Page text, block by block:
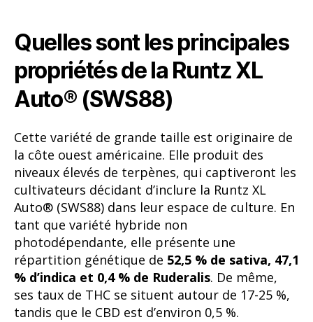
Quelles sont les principales
propriétés de la Runtz XL
Auto® (SWS88)
Cette variété de grande taille est originaire de
la côte ouest américaine. Elle produit des
niveaux élevés de terpènes, qui captiveront les
cultivateurs décidant d’inclure la Runtz XL
Auto® (SWS88) dans leur espace de culture. En
tant que variété hybride non
photodépendante, elle présente une
répartition génétique de 52,5 % de sativa, 47,1
% d’indica et 0,4 % de Ruderalis. De même,
ses taux de THC se situent autour de 17-25 %,
tandis que le CBD est d’environ 0,5 %.